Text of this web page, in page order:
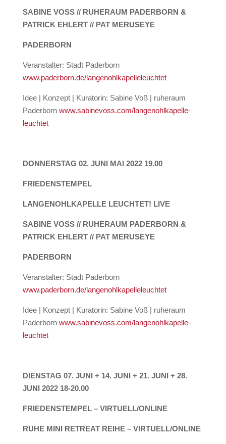
SABINE VOSS // RUHERAUM PADERBORN &
PATRICK EHLERT // PAT MERUSEYE
PADERBORN
Veranstalter: Stadt Paderborn
www.paderborn.de/langenohlkapelleleuchtet
Idee | Konzept | Kuratorin: Sabine Voß | ruheraum
Paderborn www.sabinevoss.com/langenohlkapelle-
leuchtet
DONNERSTAG 02. JUNI MAI 2022 19.00
FRIEDENSTEMPEL
LANGENOHLKAPELLE LEUCHTET! LIVE
SABINE VOSS // RUHERAUM PADERBORN &
PATRICK EHLERT // PAT MERUSEYE
PADERBORN
Veranstalter: Stadt Paderborn
www.paderborn.de/langenohlkapelleleuchtet
Idee | Konzept | Kuratorin: Sabine Voß | ruheraum
Paderborn www.sabinevoss.com/langenohlkapelle-
leuchtet
DIENSTAG 07. JUNI + 14. JUNI + 21. JUNI + 28.
JUNI 2022 18-20.00
FRIEDENSTEMPEL – VIRTUELL/ONLINE
RUHE MINI RETREAT REIHE – VIRTUELL/ONLINE